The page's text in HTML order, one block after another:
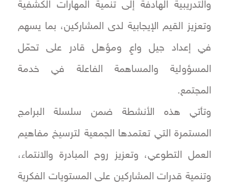
والتدريبية الهادفة إلى تنمية المهارات الكشفية
وتعزيز القيم الإيجابية لدى المشاركين، بما يسهم
في إعداد جيل واعٍ ومؤهل قادر على تحمّل
المسؤولية والمساهمة الفاعلة في خدمة
المجتمع.
وتأتي هذه الأنشطة ضمن سلسلة البرامج
المستمرة التي تعتمدها الجمعية لترسيخ مفاهيم
العمل التطوعي، وتعزيز روح المبادرة والانتماء،
وتنمية قدرات المشاركين على المستويات الفكرية